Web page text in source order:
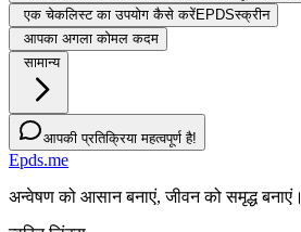
एक चेकलिस्ट का उपयोग कैसे करेंEPDSस्क्रीन
आपका अगला कोमल कदम
सामान्य
आपकी प्रतिक्रिया महत्वपूर्ण है!
Epds.me
अन्वेषण को आसान बनाएं, जीवन को समृद्ध बनाएं।